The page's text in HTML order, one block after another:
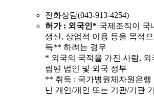
전화상담(043-913-4254)
허가: 외국인*·국제조직이 국
생산, 상업적 이용 등을 목적
득** 하려는 경우
* 외국의 국적을 가진 사람, 외
립된 법인 및 외국 정부
** 취득 : 국가병원체자원은행
닌 개인/개인 또는 기관/기관